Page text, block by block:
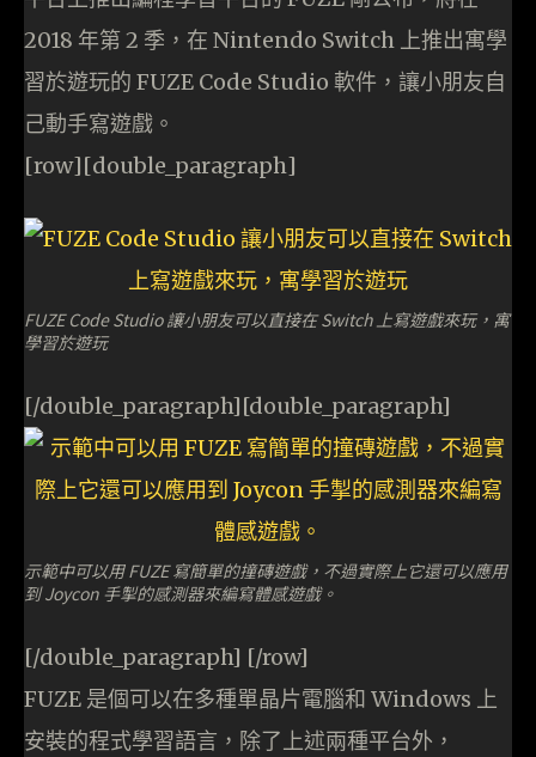
2018 年第 2 季，在 Nintendo Switch 上推出寓學
習於遊玩的 FUZE Code Studio 軟件，讓小朋友自
己動手寫遊戲。
[row][double_paragraph]
FUZE Code Studio 讓小朋友可以直接在 Switch 上寫遊戲來玩，寓
學習於遊玩
[/double_paragraph][double_paragraph]
示範中可以用 FUZE 寫簡單的撞磚遊戲，不過實際上它還可以應用
到 Joycon 手掣的感測器來編寫體感遊戲。
[/double_paragraph] [/row]
FUZE 是個可以在多種單晶片電腦和 Windows 上
安裝的程式學習語言，除了上述兩種平台外，